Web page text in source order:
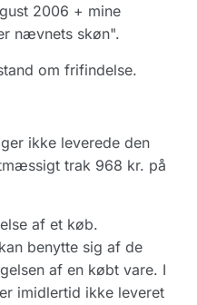
2006 + mine
nævnets skøn".
om frifindelse.
ikke leverede den
trak 968 kr. på
af et køb.
benytte sig af de
af en købt vare. I
imidlertid ikke leveret